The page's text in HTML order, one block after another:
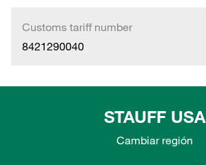
Customs tariff number
8421290040
STAUFF USA
Cambiar región